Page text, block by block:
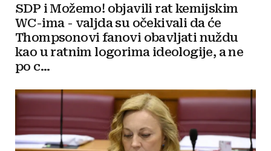
SDP i Možemo! objavili rat kemijskim
WC-ima - valjda su očekivali da će
Thompsonovi fanovi obavljati nuždu
kao u ratnim logorima ideologije, a ne
po c...